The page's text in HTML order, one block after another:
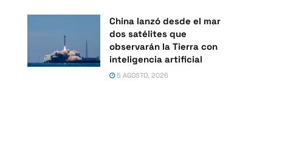
China lanzó desde el mar
dos satélites que
observarán la Tierra con
inteligencia artificial
5 AGOSTO, 2026